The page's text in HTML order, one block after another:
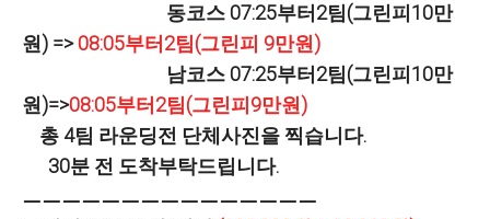
동코스 07:25부터2팀(그린피10만
원) =>08:05부터2팀(그린피 9만원)
남코스 07:25부터2팀(그린피10만
원)=>08:05부터2팀(그린피9만원)
총 4팀 라운딩전 단체사진을 찍습니다.
30분 전 도착부탁드립니다.
ㅡㅡㅡㅡㅡㅡㅡㅡㅡㅡㅡㅡㅡㅡㅡ